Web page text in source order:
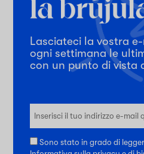
Lasciateci la vostra
ogni settimana le
con un punto di vista
Sono stato in grado di